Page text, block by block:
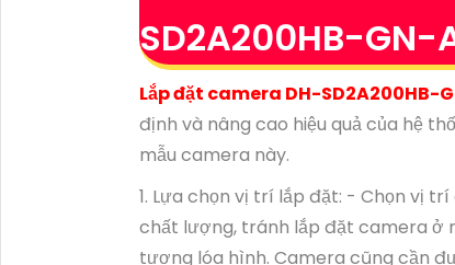
SD2A200HB-GN-
Lắp đặt camera DH-SD2A200HB-
định và nâng cao hiệu quả của hệ
mẫu camera này.
1. Lựa chọn vị trí lắp đặt: - Chọn vị
chất lượng, tránh lắp đặt camera ở
tượng lóa hình. Camera cũng cần